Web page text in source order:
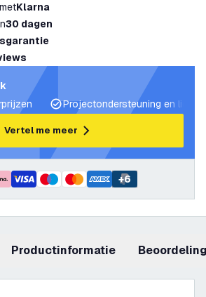
metKlarna
30 dagen
Projectondersteuning en
Vertel me meer
+6
productinformatie